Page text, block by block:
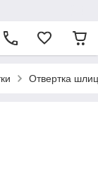
Отвертка